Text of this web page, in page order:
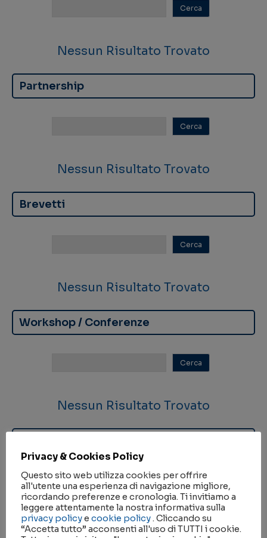
Nessun Risultato Trovato
Partnership
Nessun Risultato Trovato
Brevetti
Nessun Risultato Trovato
Workshop / Conferenze
Nessun Risultato Trovato
Nessun Risultato Trovato
Privacy & Cookies Policy
Questo sito web utilizza cookies per offrire
all'utente una esperienza di navigazione migliore,
ricordando preferenze e cronologia. Ti invitiamo a
leggere attentamente la nostra informativa sulla
privacy policye cookie policy . Cliccando su
“Accetta tutto” acconsenti all'uso di TUTTI i cookie.